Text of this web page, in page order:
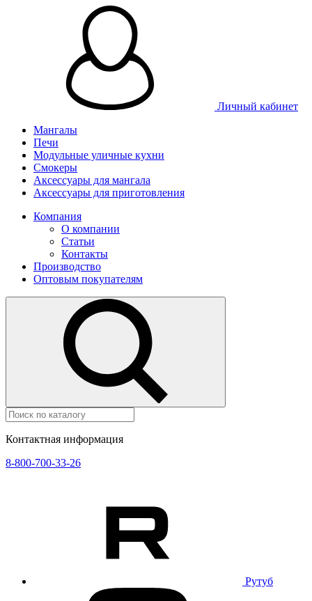
Личный кабинет
Мангалы
Печи
Модульные уличные кухни
Смокеры
Аксессуары для мангала
Аксессуары для приготовления
Компания
О компании
Статьи
Контакты
Производство
Оптовым покупателям
Контактная информация
8-800-700-33-26
Рутуб